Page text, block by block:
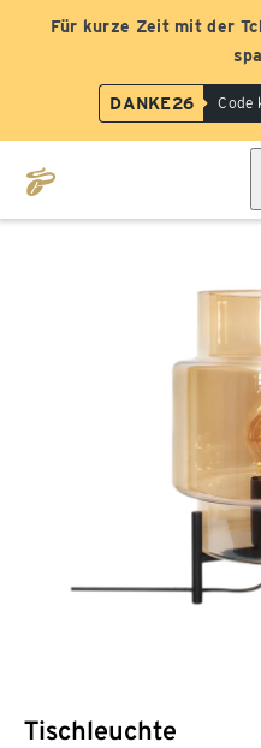
Für kurze Zeit mit der
DANKE26 Code
Tischleuchte